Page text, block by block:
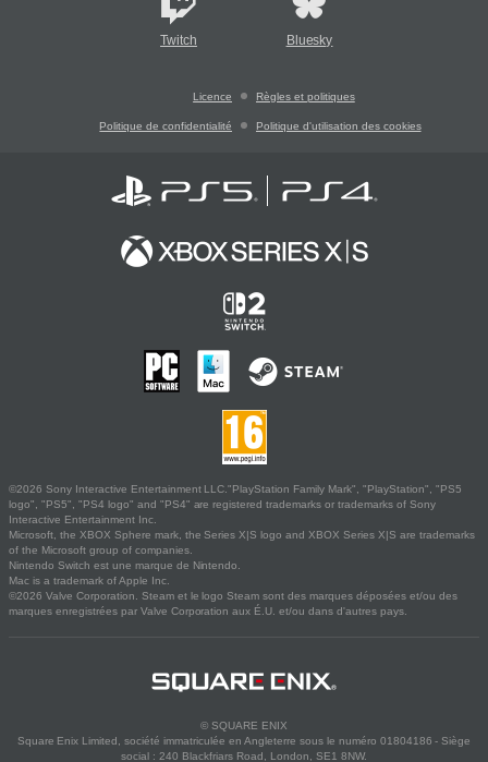
Twitch Bluesky
Licence Règles et politiques
Politique de confidentialité Politique d'utilisation des cookies
©2026 Sony Interactive Entertainment LLC."PlayStation Family Mark", "PlayStation", "PS5
logo", "PS5", "PS4 logo" and "PS4" are registered trademarks or trademarks of Sony
Interactive Entertainment Inc.
Microsoft, the XBOX Sphere mark, the Series X|S logo and XBOX Series X|S are trademarks
of the Microsoft group of companies.
Nintendo Switch est une marque de Nintendo.
Mac is a trademark of Apple Inc.
©2026 Valve Corporation. Steam et le logo Steam sont des marques déposées et/ou des
marques enregistrées par Valve Corporation aux É.U. et/ou dans d'autres pays.
© SQUARE ENIX
Square Enix Limited, société immatriculée en Angleterre sous le numéro 01804186 - Siège
social : 240 Blackfriars Road, London, SE1 8NW.